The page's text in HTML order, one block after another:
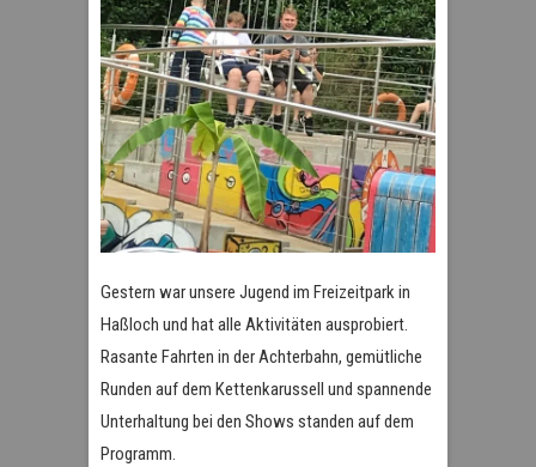
Gestern war unsere Jugend im Freizeitpark in
Haßloch und hat alle Aktivitäten ausprobiert.
Rasante Fahrten in der Achterbahn, gemütliche
Runden auf dem Kettenkarussell und spannende
Unterhaltung bei den Shows standen auf dem
Programm.